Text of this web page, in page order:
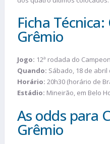
Ficha
Grêmio
Jogo: 12ª rodada do
Quando: Sábado, 18 de abril
Horário: 20h30 (horário de
Estádio: Mineirão, em Belo
As odds para
Grêmio